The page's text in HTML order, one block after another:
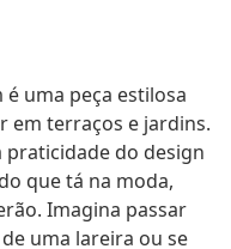
uma peça estilosa
em terraços e jardins.
praticidade do design
que tá na moda,
Imagina passar
uma lareira ou se